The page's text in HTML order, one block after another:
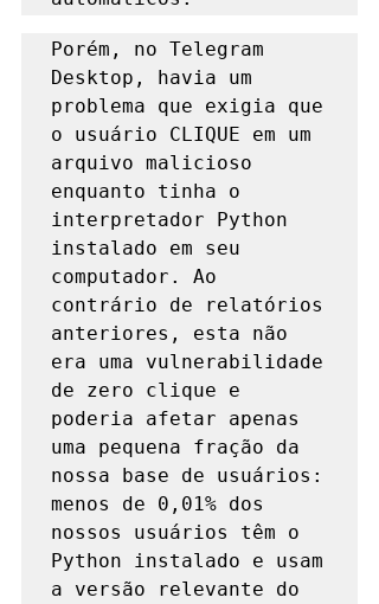
Porém, no Telegram
Desktop, havia um
problema que exigia que
o usuário CLIQUE em um
arquivo malicioso
enquanto tinha o
interpretador Python
instalado em seu
computador. Ao
contrário de relatórios
anteriores, esta não
era uma vulnerabilidade
de zero clique e
poderia afetar apenas
uma pequena fração da
nossa base de usuários:
menos de 0,01% dos
nossos usuários têm o
Python instalado e usam
a versão relevante do